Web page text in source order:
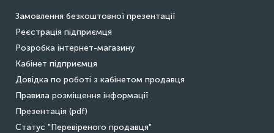
Замовлення безкоштовної презентації
Реєстрація підприємця
Розробка інтернет-магазину
Кабінет підприємця
Довідка по роботі з кабінетом продавця
Правила розміщення інформації
Презентація (pdf)
Статус "Перевіреного продавця"